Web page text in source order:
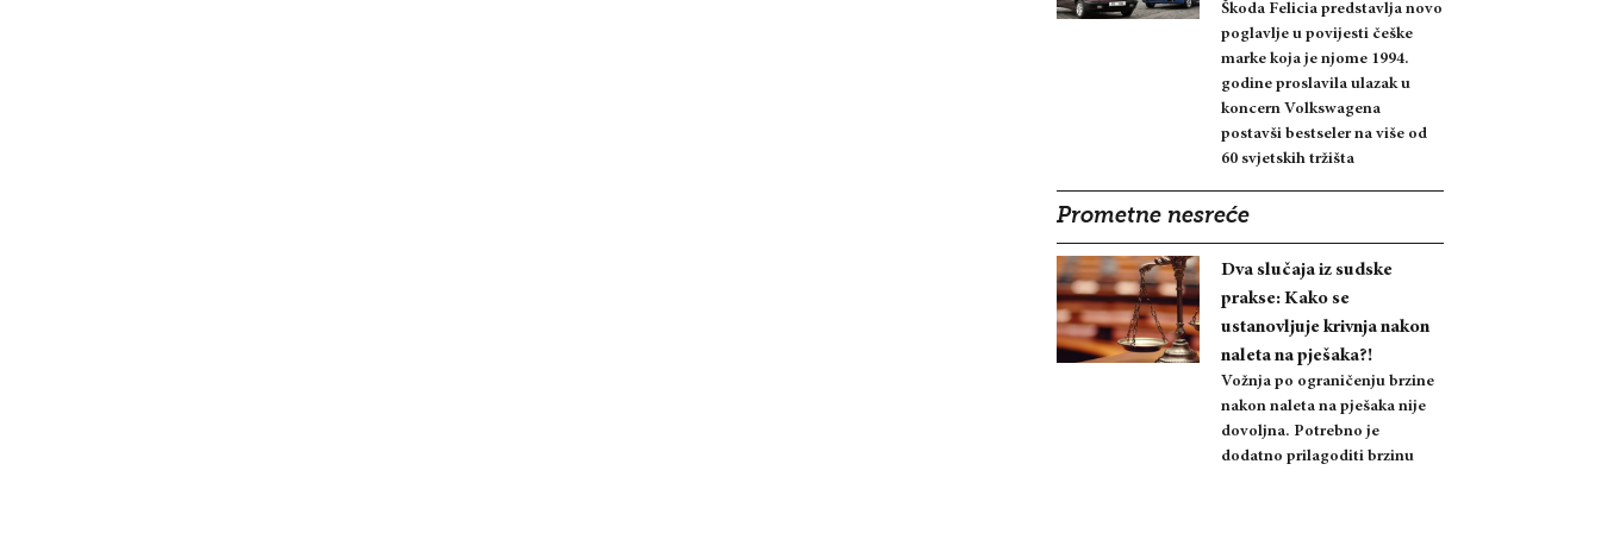
Škoda Felicia predstavlja novo
poglavlje u povijesti češke
marke koja je njome 1994.
godine proslavila ulazak u
koncern Volkswagena
postavši bestseler na više od
60 svjetskih tržišta
Prometne nesreće
Dva slučaja iz sudske
prakse: Kako se
ustanovljuje krivnja nakon
naleta na pješaka?!
Vožnja po ograničenju brzine
nakon naleta na pješaka nije
dovoljna. Potrebno je
dodatno prilagoditi brzinu